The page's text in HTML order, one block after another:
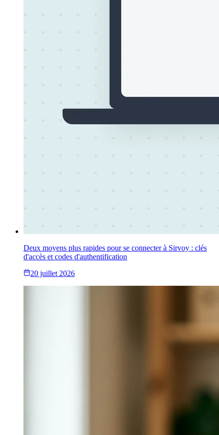
Deux moyens plus rapides pour se connecter à Sirvoy : clés
d'accès et codes d'authentification
20 juillet 2026